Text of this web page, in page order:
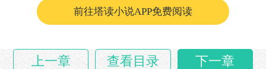
前往塔读小说APP免费阅读
上一章 查看目录 下一章